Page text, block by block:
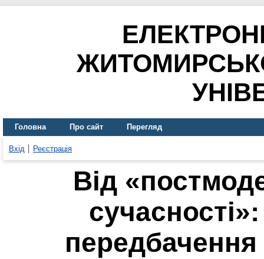
Головна Про сайт Перегляд
Вхід Реєстрація
Від